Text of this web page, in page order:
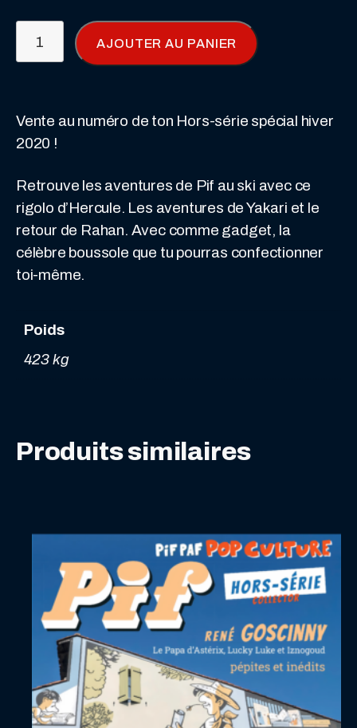
série
spécial
2020
AJOUTER AU PANIER
Vente au numéro de ton Hors-série spécial hiver
2020 !
Retrouve les aventures de Pif au ski avec ce
rigolo d’Hercule. Les aventures de Yakari et le
retour de Rahan. Avec comme gadget, la
célèbre boussole que tu pourras confectionner
toi-même.
Poids
423 kg
Produits similaires